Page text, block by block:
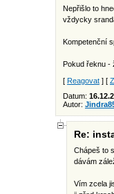
Nepřišlo to
vždycky
Kompetenční
Pokud řeknu -
[ Reagovat ] [
Datum:
Autor:
Re:
Chápeš to
dávám
Vím zcela